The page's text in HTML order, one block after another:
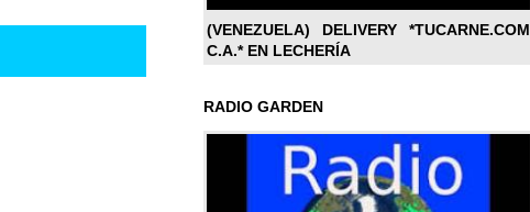
(VENEZUELA) DELIVERY *TUCARNE.COM
C.A.* EN LECHERÍA
RADIO GARDEN